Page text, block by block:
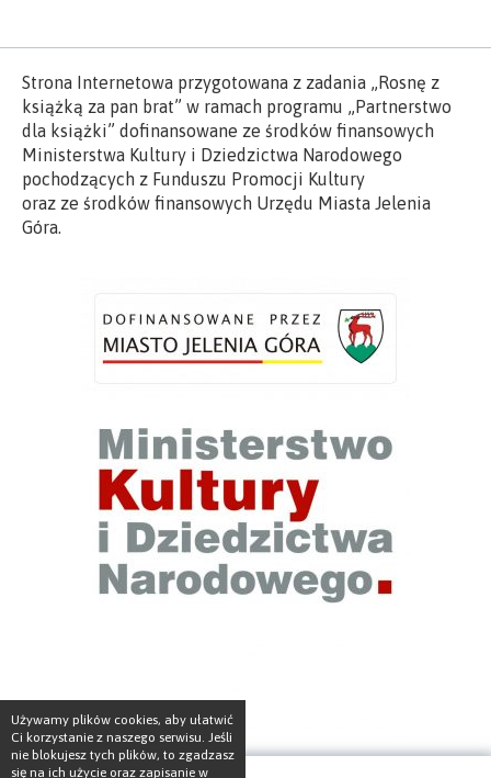
Strona Internetowa przygotowana z zadania „Rosnę z
książką za pan brat” w ramach programu „Partnerstwo
dla książki” dofinansowane ze środków finansowych
Ministerstwa Kultury i Dziedzictwa Narodowego
pochodzących z Funduszu Promocji Kultury
oraz ze środków finansowych Urzędu Miasta Jelenia
Góra.
Używamy plików cookies, aby ułatwić
Ci korzystanie z naszego serwisu. Jeśli
nie blokujesz tych plików, to zgadzasz
się na ich użycie oraz zapisanie w